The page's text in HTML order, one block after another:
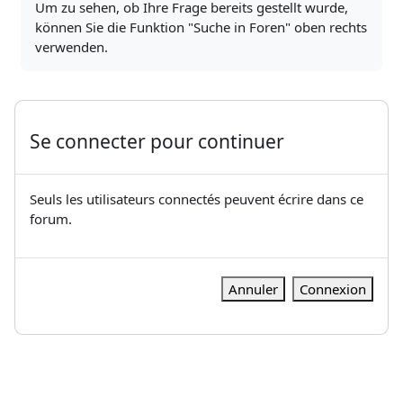
Um zu sehen, ob Ihre Frage bereits gestellt wurde,
können Sie die Funktion "Suche in Foren" oben rechts
verwenden.
Se connecter pour continuer
Seuls les utilisateurs connectés peuvent écrire dans ce
forum.
Annuler Connexion